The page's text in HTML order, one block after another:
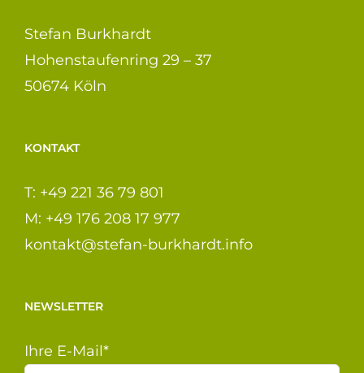
Stefan Burkhardt
Hohenstaufenring 29 – 37
50674 Köln
KONTAKT
T: +49 221 36 79 801
M: +49 176 208 17 977
kontakt@stefan-burkhardt.info
NEWSLETTER
Ihre E-Mail*